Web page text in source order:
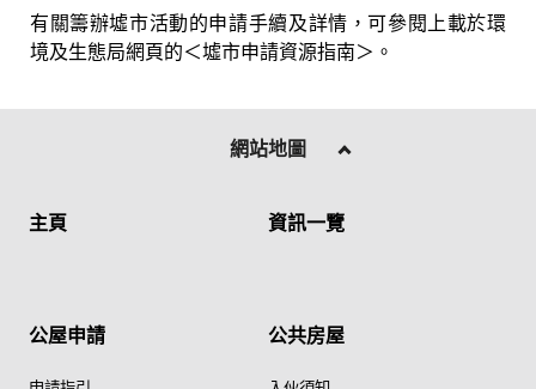
有關籌辦墟市活動的申請手續及詳情，可參閱上載於環
境及生態局網頁的＜墟市申請資源指南＞。
網站地圖
主頁 資訊一覽
公屋申請 公共房屋